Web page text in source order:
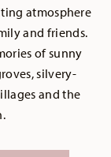
atmosphere
and friends.
of sunny
silvery-
and the